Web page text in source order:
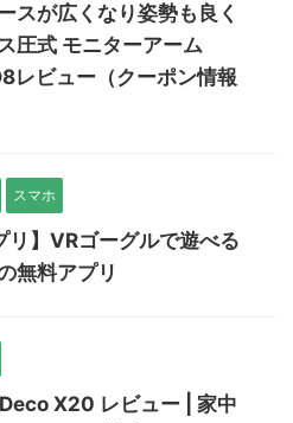
スが広くなり姿勢も良く
圧式 モニターアーム
レビュー（クーポン情報
スマホ
リ】VRゴーグルで遊べる
無料アプリ
X20 レビュー | 家中